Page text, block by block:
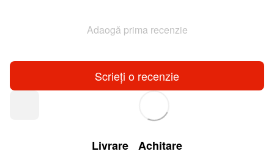
Adaogă prima recenzie
Scrieți o recenzie
Livrare Achitare